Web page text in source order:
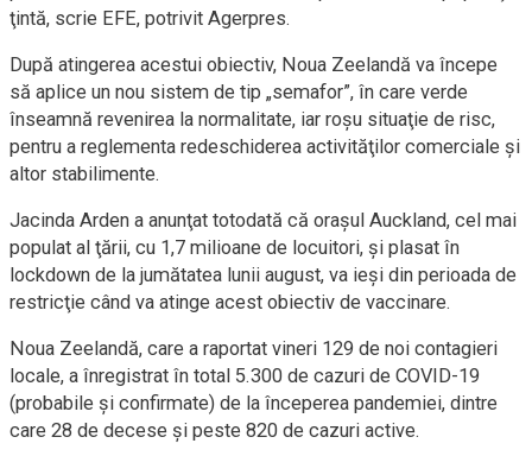
ţintă, scrie EFE, potrivit Agerpres.
După atingerea acestui obiectiv, Noua Zeelandă va începe
să aplice un nou sistem de tip „semafor”, în care verde
înseamnă revenirea la normalitate, iar roşu situaţie de risc,
pentru a reglementa redeschiderea activităţilor comerciale şi
altor stabilimente.
Jacinda Arden a anunţat totodată că oraşul Auckland, cel mai
populat al ţării, cu 1,7 milioane de locuitori, şi plasat în
lockdown de la jumătatea lunii august, va ieşi din perioada de
restricţie când va atinge acest obiectiv de vaccinare.
Noua Zeelandă, care a raportat vineri 129 de noi contagieri
locale, a înregistrat în total 5.300 de cazuri de COVID-19
(probabile şi confirmate) de la începerea pandemiei, dintre
care 28 de decese şi peste 820 de cazuri active.